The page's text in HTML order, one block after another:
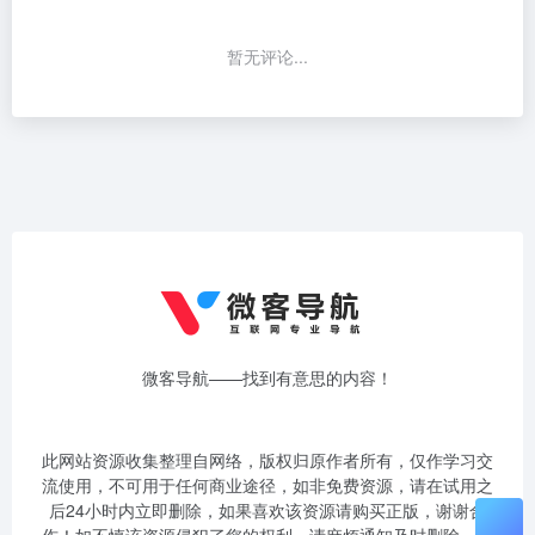
暂无评论...
微客导航——找到有意思的内容！
此网站资源收集整理自网络，版权归原作者所有，仅作学习交
流使用，不可用于任何商业途径，如非免费资源，请在试用之
后24小时内立即删除，如果喜欢该资源请购买正版，谢谢合